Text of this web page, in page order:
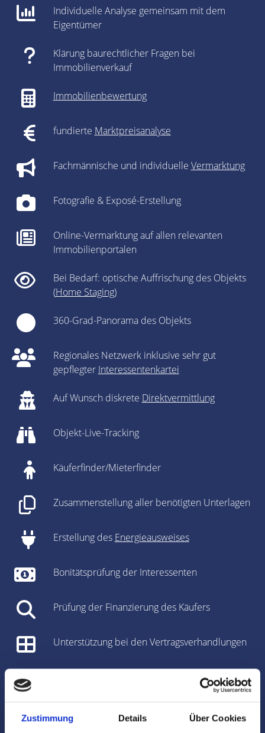
Zustimmung Details Über Cookies
Individuelle Analyse gemeinsam mit dem
Eigentümer
Klärung baurechtlicher Fragen bei
Immobilienverkauf
Immobilienbewertung
fundierte Marktpreisanalyse
Fachmännische und individuelle Vermarktung
Fotografie & Exposé-Erstellung
Online-Vermarktung auf allen relevanten
Immobilienportalen
Bei Bedarf: optische Auffrischung des Objekts
(Home Staging)
360-Grad-Panorama des Objekts
Regionales Netzwerk inklusive sehr gut
gepflegter Interessentenkartei
Auf Wunsch diskrete Direktvermittlung
Objekt-Live-Tracking
Käuferfinder/Mieterfinder
Zusammenstellung aller benötigten Unterlagen
Erstellung des Energieausweises
Bonitätsprüfung der Interessenten
Prüfung der Finanzierung des Käufers
Unterstützung bei den Vertragsverhandlungen
Vorbereitung des Kaufvertrages/Mietvertrages
Vorbereitung und Koordinierung des
Notartermins